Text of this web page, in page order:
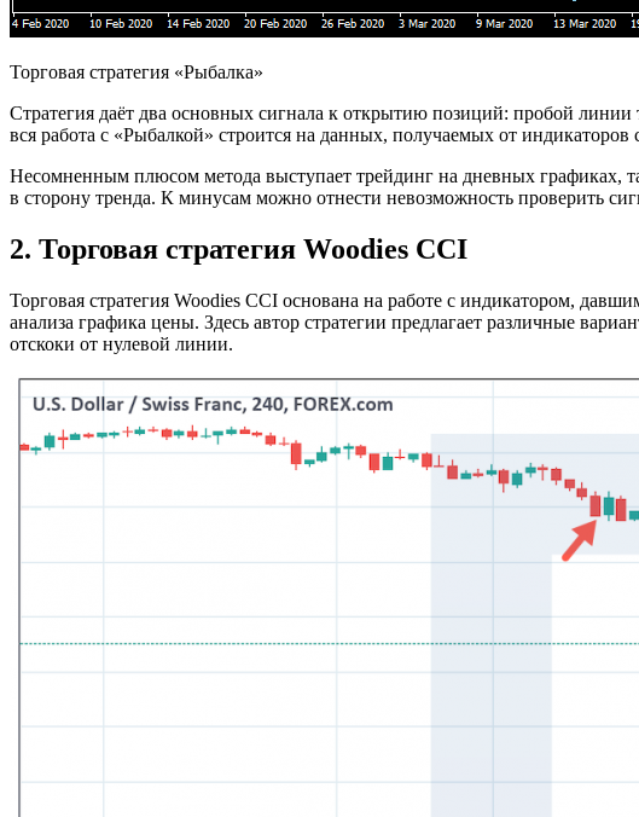
Торговая стратегия «Рыбалка»
Стратегия даёт два основных сигнала к открытию позиций: пробой
вся работа с «Рыбалкой» строится на данных, получаемых от индикаторов
Несомненным плюсом метода выступает трейдинг на дневных графиках,
в сторону тренда. К минусам можно отнести невозможность проверить
2. Торговая стратегия Woodies CCI
Торговая стратегия Woodies CCI основана на работе с индикатором,
анализа графика цены. Здесь автор стратегии предлагает различные
отскоки от нулевой линии.